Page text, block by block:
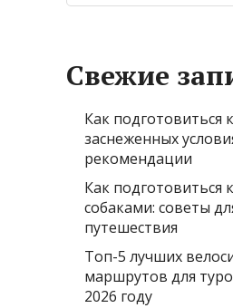
Свежие
Как подготовиться
заснеженных
рекомендации
Как подготовиться
собаками: советы
путешествия
Топ-5 лучших
маршрутов для
2026 году